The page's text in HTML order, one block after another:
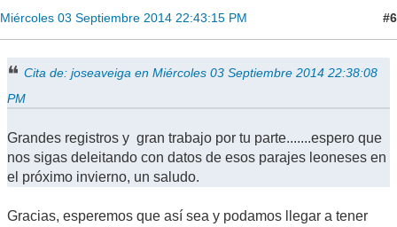
Miércoles 03 Septiembre 2014 22:43:15 PM #6
Cita de: joseaveiga en Miércoles 03 Septiembre 2014 22:38:08
PM
Grandes registros y gran trabajo por tu parte.......espero que
nos sigas deleitando con datos de esos parajes leoneses en
el próximo invierno, un saludo.
Gracias, esperemos que así sea y podamos llegar a tener